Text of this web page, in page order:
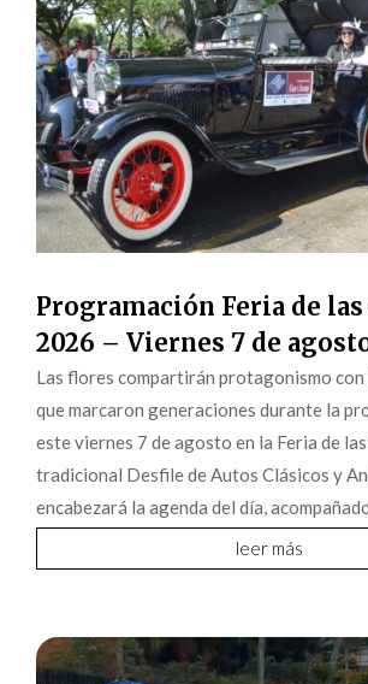
Programación Feria de
2026 – Viernes 7 de
Las flores compartirán protagonismo
que marcaron generaciones durante la
este viernes 7 de agosto en la Feria de
tradicional Desfile de Autos Clásicos y
encabezará la agenda del día, acompañado
leer más